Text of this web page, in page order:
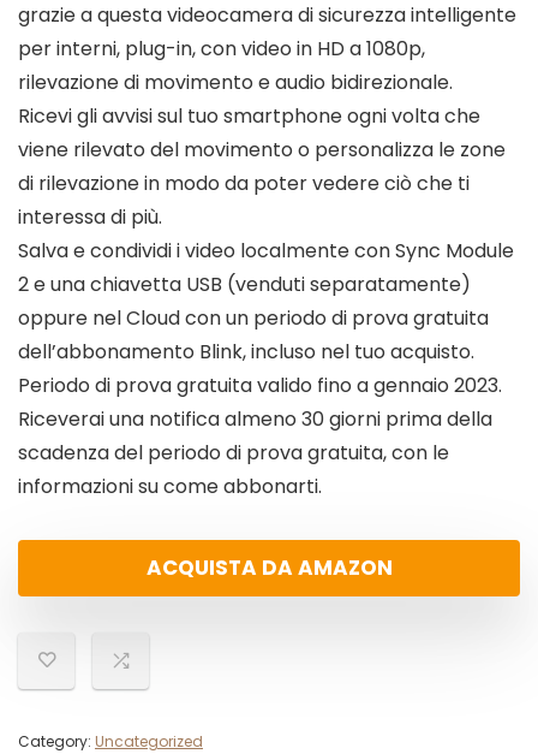
grazie a questa videocamera di sicurezza intelligente
per interni, plug-in, con video in HD a 1080p,
rilevazione di movimento e audio bidirezionale.
Ricevi gli avvisi sul tuo smartphone ogni volta che
viene rilevato del movimento o personalizza le zone
di rilevazione in modo da poter vedere ciò che ti
interessa di più.
Salva e condividi i video localmente con Sync Module
2 e una chiavetta USB (venduti separatamente)
oppure nel Cloud con un periodo di prova gratuita
dell’abbonamento Blink, incluso nel tuo acquisto.
Periodo di prova gratuita valido fino a gennaio 2023.
Riceverai una notifica almeno 30 giorni prima della
scadenza del periodo di prova gratuita, con le
informazioni su come abbonarti.
ACQUISTA DA AMAZON
Category: Uncategorized